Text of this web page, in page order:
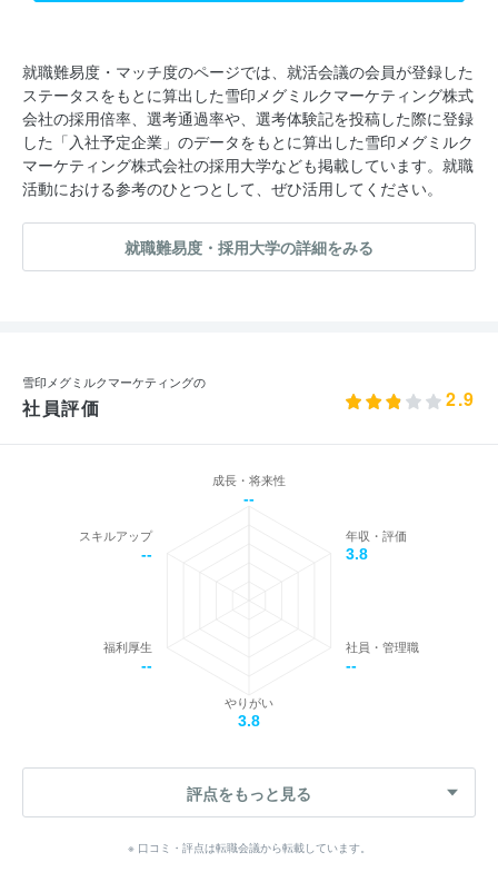
就職難易度・マッチ度のページでは、就活会議の会員が登録した
ステータスをもとに算出した雪印メグミルクマーケティング株式
会社の採用倍率、選考通過率や、選考体験記を投稿した際に登録
した「入社予定企業」のデータをもとに算出した雪印メグミルク
マーケティング株式会社の採用大学なども掲載しています。就職
活動における参考のひとつとして、ぜひ活用してください。
就職難易度・採用大学の詳細をみる
雪印メグミルクマーケティングの
社員評価 2.9
成長・将来性
--
年収・評価
3.8
社員・管理職
--
やりがい
3.8
福利厚生
--
スキルアップ
--
評点をもっと見る
※ 口コミ・評点は転職会議から転載しています。